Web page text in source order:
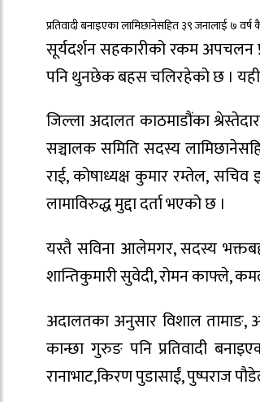
प्रतिवादी बनाइएका लामिछानेसहित ३९ जनालाई ७
सूर्यदर्शन सहकारीको रकम अपचलन
पनि थुनछेक बहस चलिरहेको छ । यही
जिल्ला अदालत काठमाडौंका
सञ्चालक समिति सदस्य
राई, कोषाध्यक्ष कुमार रम्तेल, सचिव
लामाविरुद्ध मुद्दा दर्ता भएको छ ।
यस्तै सविना आलेमगर, सदस्य
शान्तिकुमारी सुवेदी, रोमन काफ्ले,
अदालतका अनुसार विशाल तामाङ,
कान्छा गुरुङ पनि प्रतिवादी
रानाभाट,किरण पुडासाईं, पुष्पराज